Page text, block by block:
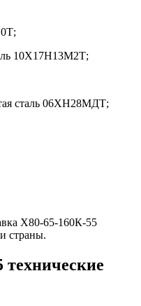
10Х17Н13М2Т;
сталь 06ХН28МДТ;
Х80-65-160К-55
страны.
технические